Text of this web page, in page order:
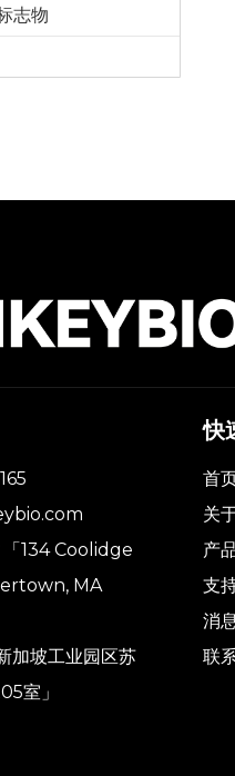
志物
「134 Coolidge
MA
加坡工业园区苏
室」
快
首
关
产
支
消
联